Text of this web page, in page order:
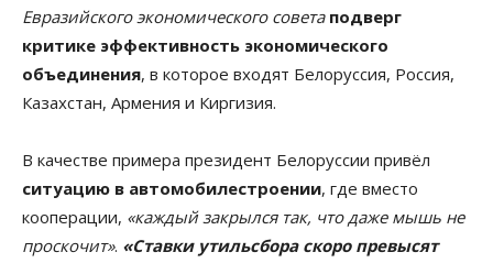
Евразийского экономического совета подверг
критике эффективность экономического
объединения, в которое входят Белоруссия, Россия,
Казахстан, Армения и Киргизия.
В качестве примера президент Белоруссии привёл
ситуацию в автомобилестроении, где вместо
кооперации, «каждый закрылся так, что даже мышь не
проскочит». «Ставки утильсбора скоро превысят